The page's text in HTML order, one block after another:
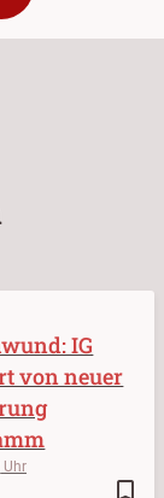
bookmark_border
IG
von neuer